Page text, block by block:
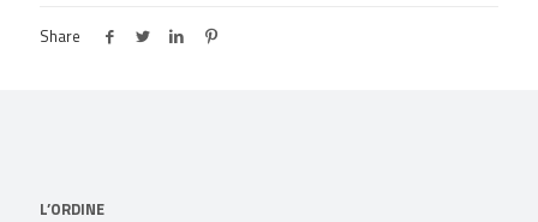
Share
L’ORDINE